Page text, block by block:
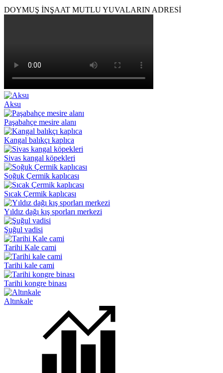
DOYMUŞ İNŞAAT MUTLU YUVALARIN ADRESİ
Aksu
Paşabahçe mesire alanı
Kangal balıkçı kaplıca
Sivas kangal köpekleri
Soğuk Çermik kaplıcası
Sıcak Çermik kaplıcası
Yıldız dağı kış sporları merkezi
Şuğul vadisi
Tarihi Kale cami
Tarihi kale cami
Tarihi kongre binası
Altınkale